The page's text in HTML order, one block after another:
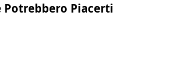
Potrebbero Piacerti